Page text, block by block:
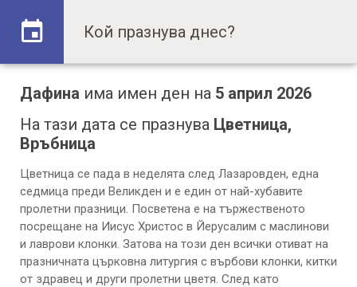
Дафина има имен ден на 5 април 2026
На тази дата се празнува Цветница,
Връбница
Цветница се пада в неделята след Лазаровден, една
седмица преди Великден и е един от най-хубавите
пролетни празници. Посветена е на тържественото
посрещане на Иисус Христос в Йерусалим с маслинови
и лаврови клонки. Затова на този ден всички отиват на
празничната църковна литургия с върбови клонки, китки
от здравец и други пролетни цветя. След като